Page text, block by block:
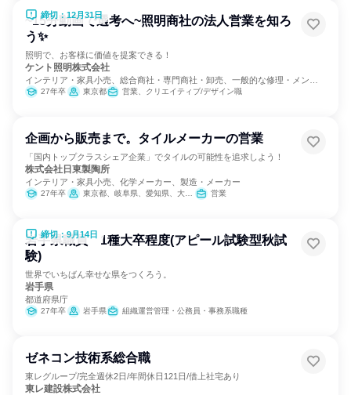
締切：12月31日
~15分動画で選考へ~照明商社の法人営業を知ろ
う✨
照明で、お客様に価値を提案できる！
ケント照明株式会社
インテリア・家具小売、総合商社・専門商社・卸売、一般的な修理・メンテ
ナンス27年卒 東京都 営業、クリエイティブ/デザイン職
企画から販売まで。タイルメーカーの営業
「国内トップクラスシェア企業」でタイルの可能性を追求しよう！
株式会社日東製陶所
インテリア・家具小売、化学メーカー、製造・メーカー
27年卒 東京都、岐阜県、愛知県、大阪府 営業
締切：9月14日
岩手県職員 1種大卒程度(アピール試験型秋試
験)
世界でいちばん幸せな県をつくろう。
岩手県
都道府県庁
27年卒 岩手県 組織運営管理・公務員・事務系職種
ゼネコン技術系総合職
東レグループ/完全週休2日/年間休日121日/借上社宅あり
東レ建設株式会社